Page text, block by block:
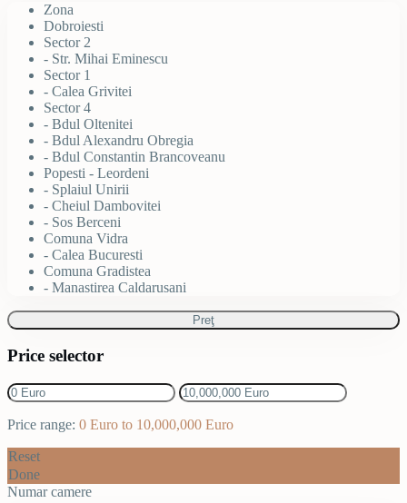
Zona
Dobroiesti
Sector 2
- Str. Mihai Eminescu
Sector 1
- Calea Grivitei
Sector 4
- Bdul Oltenitei
- Bdul Alexandru Obregia
- Bdul Constantin Brancoveanu
Popesti - Leordeni
- Splaiul Unirii
- Cheiul Dambovitei
- Sos Berceni
Comuna Vidra
- Calea Bucuresti
Comuna Gradistea
- Manastirea Caldarusani
Preţ
Price selector
Price range: 0 Euro to 10,000,000 Euro
Reset
Done
Numar camere